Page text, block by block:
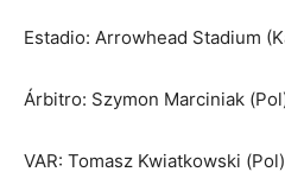
Estadio: Arrowhead Stadium
Árbitro: Szymon Marciniak
VAR: Tomasz Kwiatkowski (Pol)